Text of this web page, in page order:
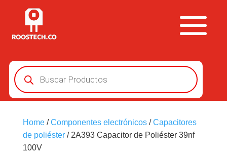
Búsqueda
de
productos
Home/Componentes electrónicos/Capacitores
de poliéster/ 2A393 Capacitor de Poliéster 39nf
100V